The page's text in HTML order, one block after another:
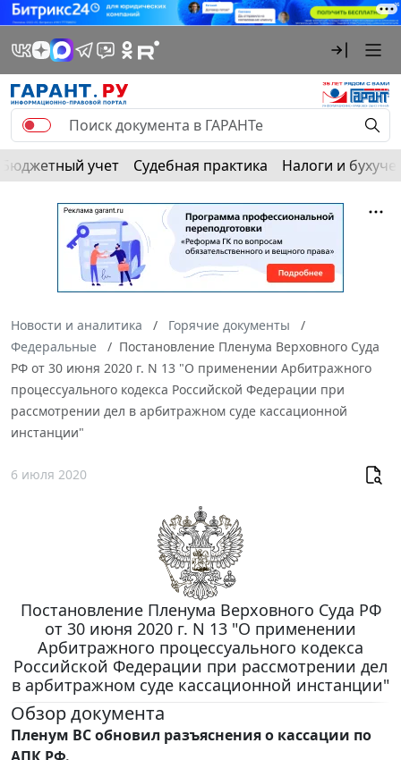
Бюджетный учет Судебная практика Налоги и
Новости и аналитика
Горячие документы
Федеральные
Постановление Пленума Верховного Суда
РФ от 30 июня 2020 г. N 13 "О применении Арбитражного
процессуального кодекса Российской Федерации при
рассмотрении дел в арбитражном суде кассационной
инстанции"
6 июля 2020
Постановление Пленума Верховного Суда РФ
от 30 июня 2020 г. N 13 "О применении
Арбитражного процессуального кодекса
Российской Федерации при рассмотрении дел
в арбитражном суде кассационной инстанции"
Обзор документа
Пленум ВС обновил разъяснения о кассации по